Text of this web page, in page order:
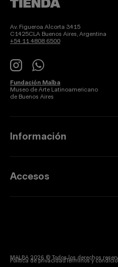
Av. Figueroa Alcorta 3415
C1425CLA Buenos Aires, Argentina
+54 11 4808 6500
InstagramWhatsApp
Fundación Malba
Museo de Arte Latinoamericano
de Buenos Aires
Información
Accesos
MALBA 2026 © Todos los derechos
Política de privacidadTérminos y